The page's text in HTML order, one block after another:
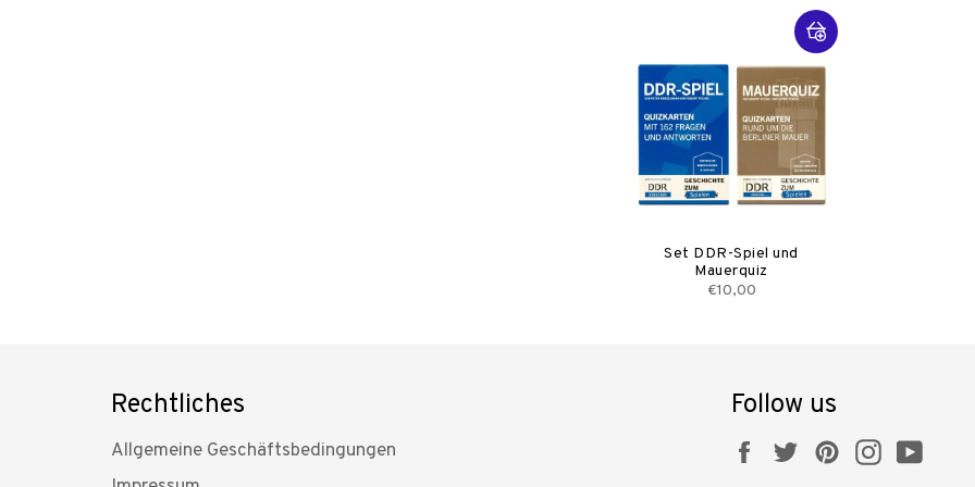
Set DDR-Spiel und
Mauerquiz
€10,00
Rechtliches
Allgemeine Geschäftsbedingungen
Follow us
FacebookTwitterPinterestInstagram